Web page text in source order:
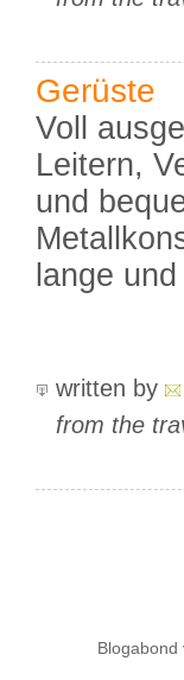
Gerüste
Voll
Leitern,
und
lange
written by
from the
Blogabond